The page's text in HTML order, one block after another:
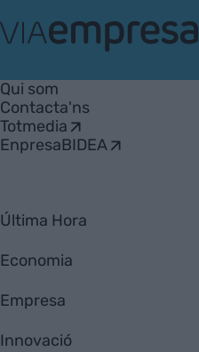
Empresa
Qui som
Contacta'ns
Totmedia
EnpresaBIDEA
Última Hora
Economia
Empresa
Innovació